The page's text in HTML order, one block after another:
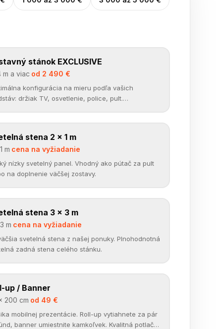
STÁNKY
stánok EXCLUSIVE
m a viac od 2 490 €
konfigurácia na mieru podľa vašich
držiak TV, osvetlenie, police, pult.
STENY
stena 2 × 1 m
m cena na vyžiadanie
nízky svetelný panel. Vhodný ako pútač za pult
na doplnenie väčšej zostavy.
STENY
stena 3 × 3 m
m cena na vyžiadanie
svetelná stena z našej ponuky. Plnohodnotná
zadná stena celého stánku.
up / Banner
200 cm od 49 €
mobilnej prezentácie. Roll-up vytiahnete za pár
banner umiestnite kamkoľvek. Kvalitná potlač